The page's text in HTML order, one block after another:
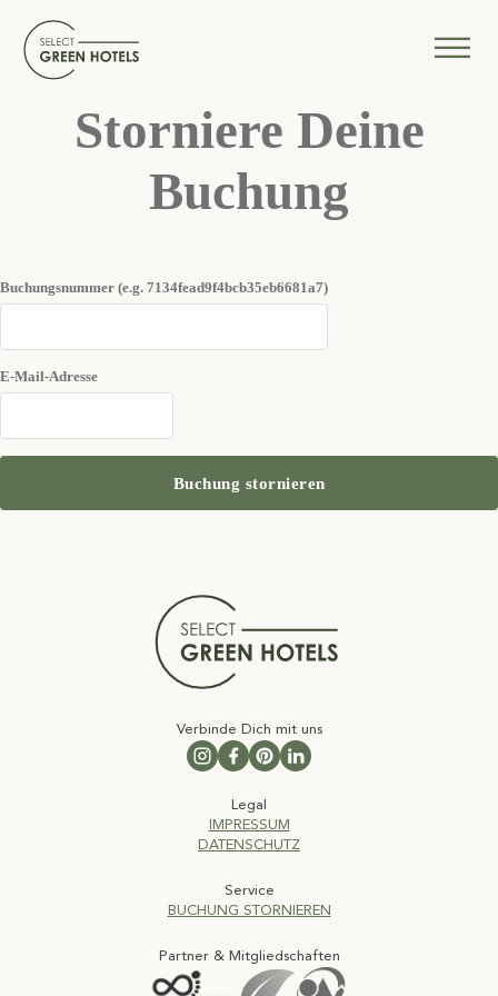
Storniere Deine
Buchung
Buchungsnummer (e.g. 7134fead9f4bcb35eb6681a7)
E-Mail-Adresse
Buchung stornieren
Verbinde Dich mit uns
Follow us on Instagram
Follow us on Facebook
Follow us on Pinterest
Follow us on LinkedIn
Legal
IMPRESSUM
DATENSCHUTZ
Service
BUCHUNG STORNIEREN
Partner & Mitgliedschaften